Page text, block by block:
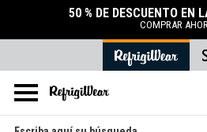
Ir al
50 % DE DESCUENTO EN
COMPRAR
Buscar